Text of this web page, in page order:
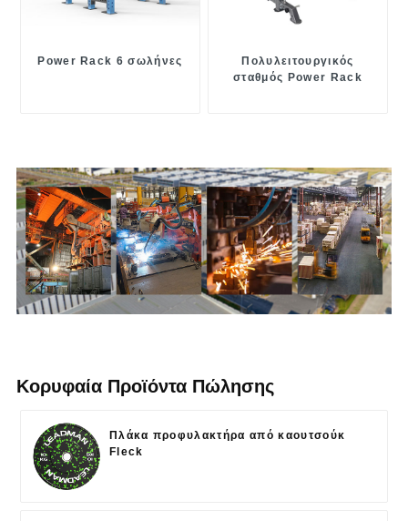
Power Rack 6 σωλήνες
Πολυλειτουργικός
σταθμός Power Rack
Κορυφαία Προϊόντα Πώλησης
Πλάκα προφυλακτήρα από καουτσούκ
Fleck